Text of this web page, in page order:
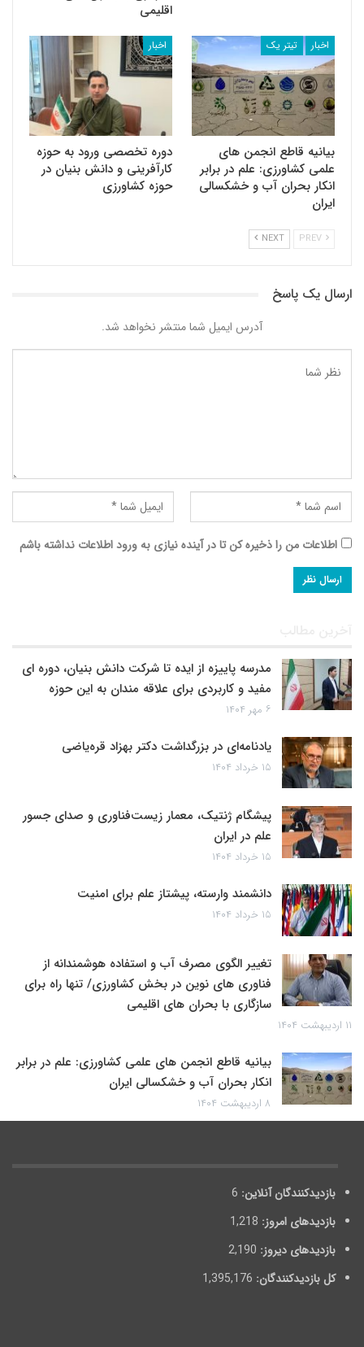
اقلیمی
اخبار تیتر یک
بیانیه قاطع انجمن های
علمی کشاورزی: علم در برابر
انکار بحران آب و خشکسالی
ایران
اخبار
دوره تخصصی ورود به حوزه
کارآفرینی و دانش بنیان در
حوزه کشاورزی
NEXT
ارسال یک پاسخ
آدرس ایمیل شما منتشر نخواهد شد.
اطلاعات من را ذخیره کن تا در آینده نیازی به ورود اطلاعات نداشته باشم
آخرین مطالب
مدرسه پاییزه از ایده تا شرکت دانش بنیان، دوره ای
مفید و کاربردی برای علاقه مندان به این حوزه
۶ مهر ۱۴۰۴
یادنامه‌ای در بزرگداشت دکتر بهزاد قره‌یاضی
۱۵ خرداد ۱۴۰۴
پیشگام ژنتیک، معمار زیست‌فناوری و صدای جسور
علم در ایران
۱۵ خرداد ۱۴۰۴
دانشمند وارسته، پیشتاز علم برای امنیت
۱۵ خرداد ۱۴۰۴
تغییر الگوی مصرف آب و استفاده هوشمندانه از
فناوری های نوین در بخش کشاورزی/ تنها راه برای
سازگاری با بحران های اقلیمی
۱۱ اردیبهشت ۱۴۰۴
بیانیه قاطع انجمن های علمی کشاورزی: علم در برابر
انکار بحران آب و خشکسالی ایران
۸ اردیبهشت ۱۴۰۴
بازدیدکنندگان آنلاین: 6
بازدیدهای امروز: 1,218
بازدیدهای دیروز: 2,190
کل بازدیدکنند‌گان: 1,395,176